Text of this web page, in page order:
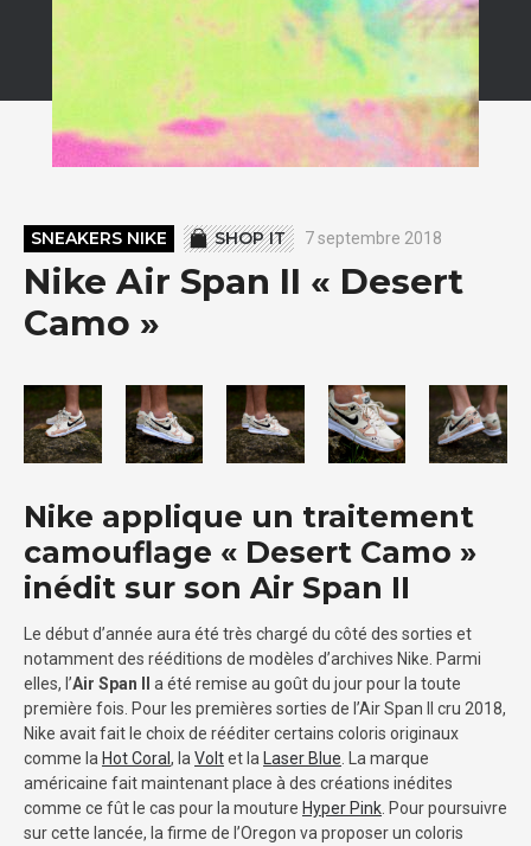
SNEAKERS NIKE SHOP IT 7 septembre 2018
Nike Air Span II « Desert
Camo »
Nike applique un traitement
camouflage « Desert Camo »
inédit sur son Air Span II
Le début d’année aura été très chargé du côté des sorties et
notamment des rééditions de modèles d’archives Nike. Parmi
elles, l’Air Span II a été remise au goût du jour pour la toute
première fois. Pour les premières sorties de l’Air Span II cru 2018,
Nike avait fait le choix de rééditer certains coloris originaux
comme la Hot Coral, la Voltet la Laser Blue . La marque
américaine fait maintenant place à des créations inédites
comme ce fût le cas pour la mouture Hyper Pink . Pour poursuivre
sur cette lancée, la firme de l’Oregon va proposer un coloris